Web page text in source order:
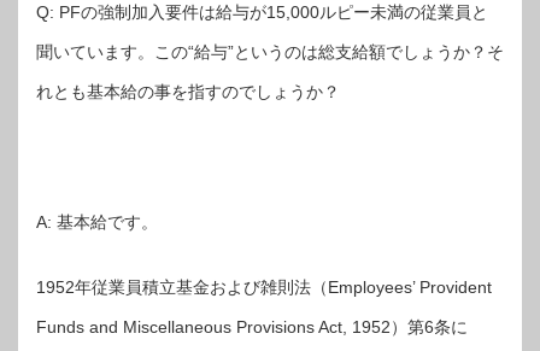
Q: PFの強制加入要件は給与が15,000ルピー未満の従業員と
聞いています。この“給与”というのは総支給額でしょうか？そ
れとも基本給の事を指すのでしょうか？
A: 基本給です。
1952年従業員積立基金および雑則法（Employees’ Provident
Funds and Miscellaneous Provisions Act, 1952）第6条に